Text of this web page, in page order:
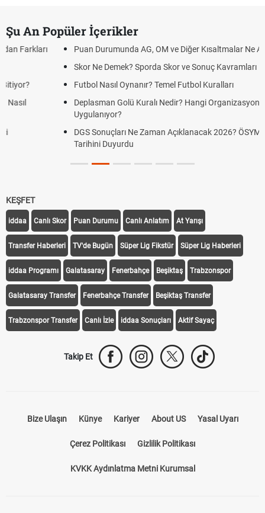
Şu An Popüler İçerikler
Puan Durumunda AG, OM ve Diğer Kısaltmalar Ne Anlama Gelir?
Skor Ne Demek? Sporda Skor ve Sonuç Kavramları
Futbol Nasıl Oynanır? Temel Futbol Kuralları
Deplasman Golü Kuralı Nedir? Hangi Organizasyonlarda
DGS Sonuçları Ne Zaman Açıklanacak 2026? ÖSYM Sonuç
Tarihini Duyurdu
KEŞFET
iddaa Canlı Skor Puan Durumu Canlı Anlatım At Yarışı
Transfer Haberleri TV'de Bugün Süper Lig Fikstür Süper Lig Haberleri
iddaa Programı Galatasaray Fenerbahçe Beşiktaş Trabzonspor
Galatasaray Transfer Fenerbahçe Transfer Beşiktaş Transfer
Trabzonspor Transfer Canlı İzle iddaa Sonuçları Aktif Sayaç
Takip Et
Bize Ulaşın Künye Kariyer About US Yasal Uyarı
Çerez Politikası Gizlilik Politikası
KVKK Aydınlatma Metni Kurumsal